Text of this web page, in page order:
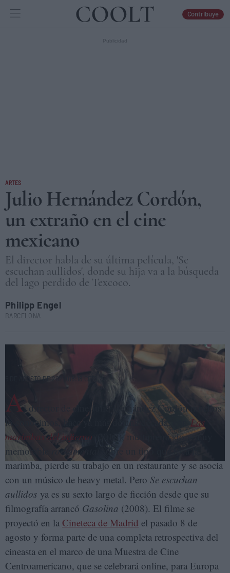
IDEAS
Contribuye
ARTES
Julio Hernández Cordón,
un extraño en el cine
mexicano
El director habla de su última película, 'Se
escuchan aullidos', donde su hija va a la búsqueda
del lago perdido de Texcoco.
Philipp Engel
BARCELONA
Fotograma de la película 'Se escuchan aullidos', de Julio Hernández
Cordón. UN BESO
5 DE AGOSTO DE 2021 (08:18 CET)
Al director de cine Julio Hernández Cordón muchos
lo conocimos, hace ya más de una década, conLas
marimbas del infierno (2010), multipremiado y muy
memorable
rockumental
sobre un tipo que toca la
marimba, pierde su trabajo en un restaurante y se asocia
con un músico de heavy metal. Pero Se escuchan
aullidos ya es su sexto largo de ficción desde que su
filmografía arrancó Gasolina (2008). El filme se
proyectó en la Cineteca de Madrid el pasado 8 de
agosto y forma parte de una completa retrospectiva del
cineasta en el marco de una Muestra de Cine
Centroamericano, que se celebrará online, para Europa